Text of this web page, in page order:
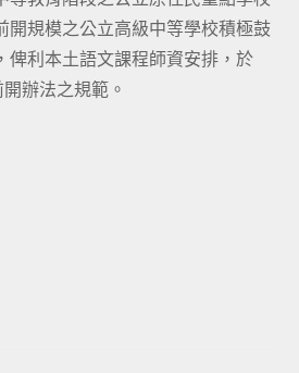
開規模之公立高級中等學校積極鼓
俾利本土語文課程師資安排，於
辦法之規範。